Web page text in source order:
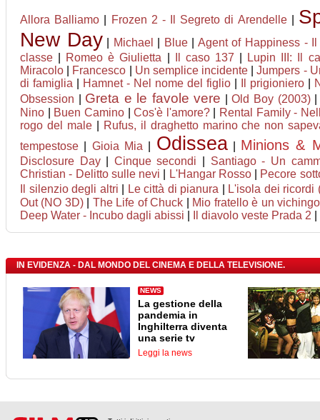
Allora Balliamo Frozen 2 - Il Segreto di Arendelle|
New Day
Michael Blue| Agent of Happiness -
classe
Romeo è Giulietta Il caso 137
Lupin III: Il
Miracolo
Francesco Un semplice incidente |Jumpers -
di famiglia
Hamnet - Nel nome del figlio Il prigioniero
Obsession
Greta e le favole vere |Old Boy (2003)|
Nino
Buen Camino|Cos'è l'amore?|
Rental Family -
rogo del male|
Rufus, il draghetto marino che non
tempestose
Gioia Mia Odissea| Minions &
Disclosure Day| Cinque secondi
Santiago - Un
Christian - Delitto sulle nevi
L'Hangar Rosso| Pecore
Il silenzio degli altri
Le città di pianura
L'isola dei ricordi
Out (NO 3D)
The Life of Chuck
Mio fratello è un vichingo
Deep Water - Incubo dagli abissi
Il diavolo veste Prada 2
IN EVIDENZA - DAL MONDO DEL CINEMA E DELLA TELEVISIONE.
NEWS
La gestione della
pandemia in
Inghilterra diventa
una serie tv
Leggi la news